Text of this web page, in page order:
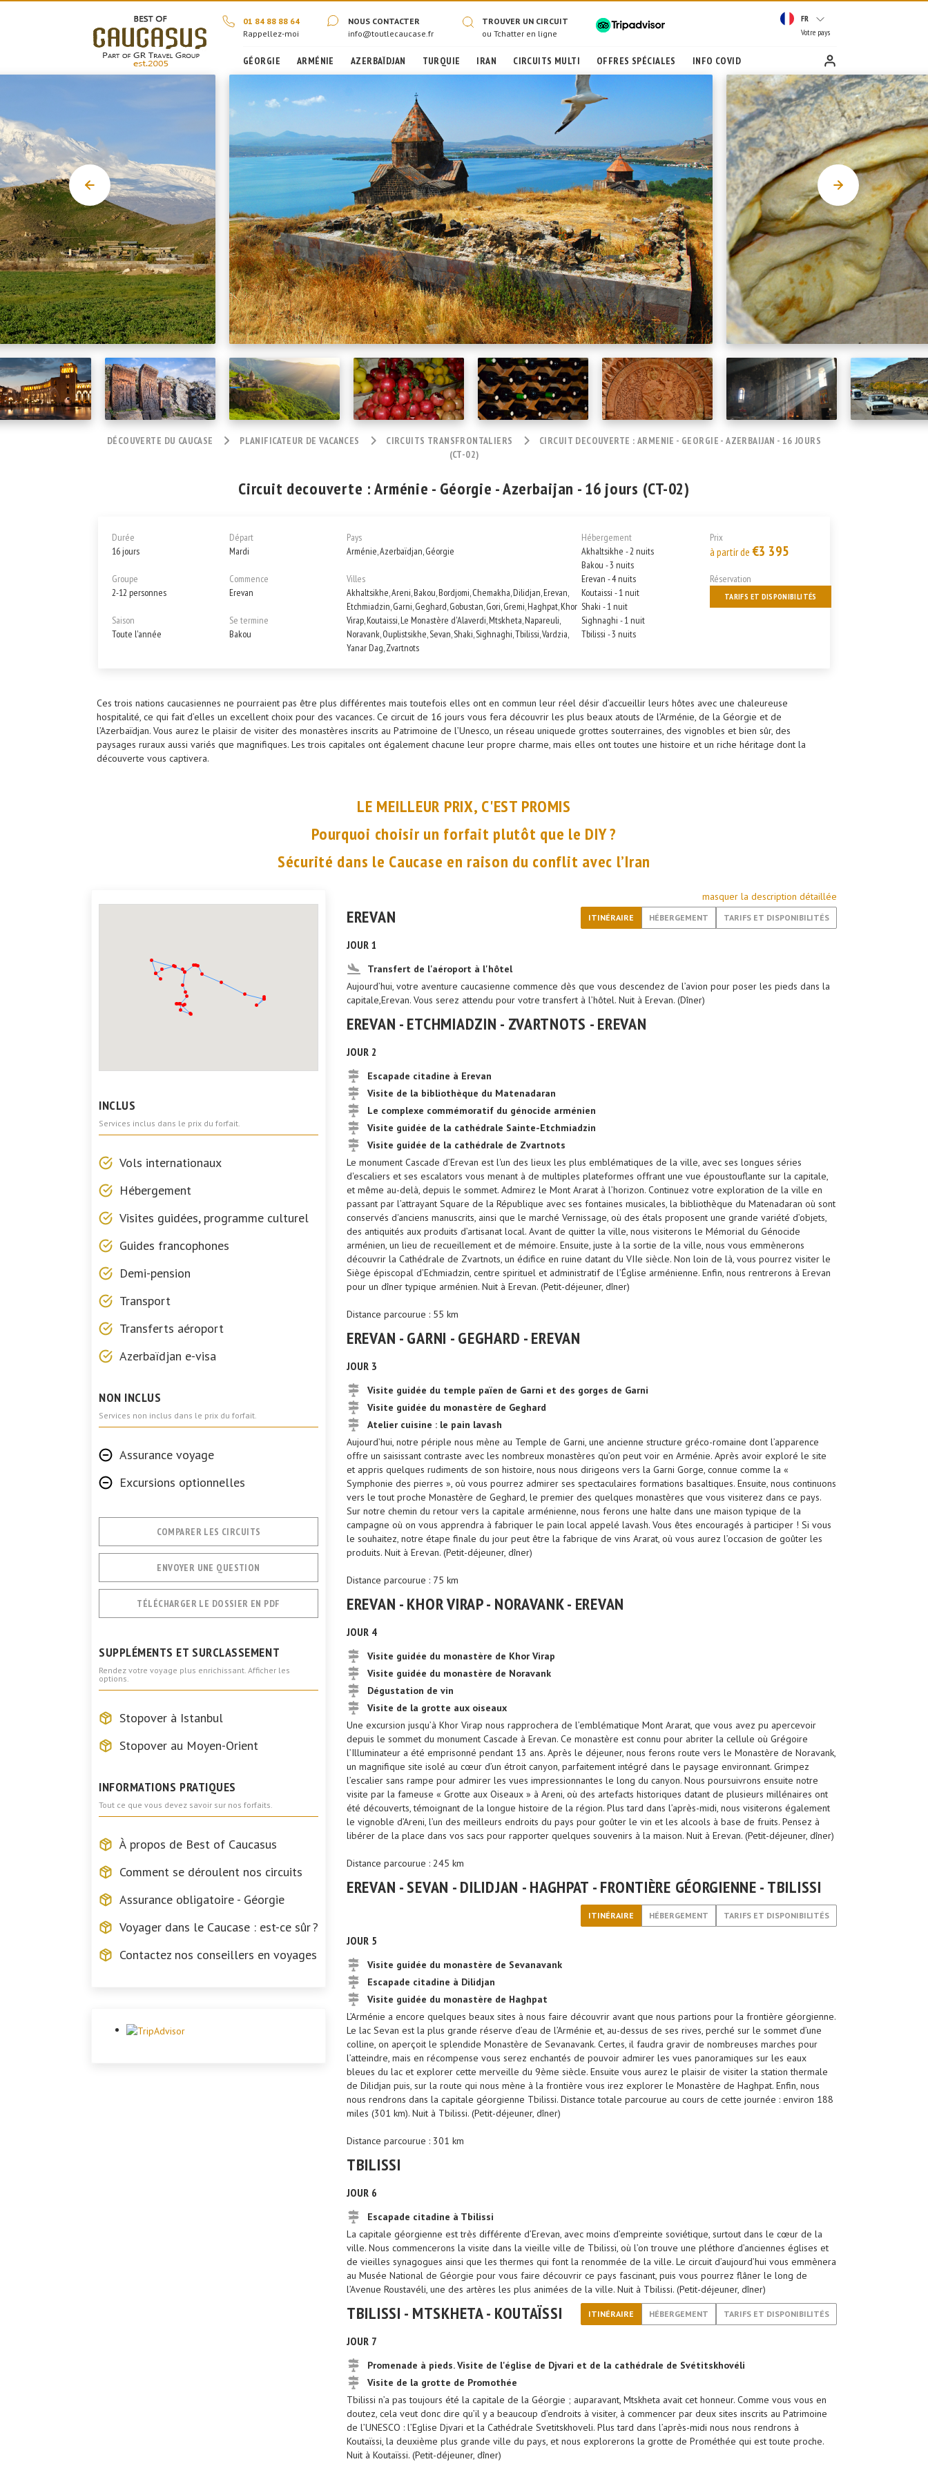
01 84 88 88 64
Rappellez-moi
NOUS CONTACTER
info@toutlecaucase.fr
TROUVER UN CIRCUIT
ou Tchatter en ligne
FR
Votre pays
GÉORGIE ARMÉNIE AZERBAÏDJAN TURQUIE IRAN CIRCUITS MULTI OFFRES SPÉCIALES INFO COVID
DÉCOUVERTE DU CAUCASE PLANIFICATEUR DE VACANCES CIRCUITS TRANSFRONTALIERS
CIRCUIT DECOUVERTE : ARMENIE - GEORGIE - AZERBAIJAN - 16 JOURS
(CT-02)
Circuit decouverte : Arménie - Géorgie - Azerbaijan - 16 jours (CT-02)
Durée
16 jours
Groupe
2-12 personnes
Saison
Toute l'année
Départ
Mardi
Commence
Erevan
Se termine
Bakou
Pays
Arménie, Azerbaïdjan, Géorgie
Villes
Akhaltsikhe, Areni, Bakou, Bordjomi, Chemakha, Dilidjan, Erevan,
Etchmiadzin, Garni, Geghard, Gobustan, Gori, Gremi, Haghpat, Khor
Virap, Koutaissi, Le Monastère d'Alaverdi, Mtskheta, Napareuli,
Noravank, Ouplistsikhe, Sevan, Shaki, Sighnaghi, Tbilissi, Vardzia,
Yanar Dag, Zvartnots
Hébergement
Akhaltsikhe - 2 nuits
Bakou - 3 nuits
Erevan - 4 nuits
Koutaissi - 1 nuit
Shaki - 1 nuit
Sighnaghi - 1 nuit
Tbilissi - 3 nuits
Prix
à partir de €3 395
Réservation
TARIFS ET DISPONIBILITÉS
Ces trois nations caucasiennes ne pourraient pas être plus différentes mais toutefois elles ont en commun leur réel désir d’accueillir leurs hôtes avec une chaleureuse
hospitalité, ce qui fait d’elles un excellent choix pour des vacances. Ce circuit de 16 jours vous fera découvrir les plus beaux atouts de l’Arménie, de la Géorgie et de
l’Azerbaïdjan. Vous aurez le plaisir de visiter des monastères inscrits au Patrimoine de l’Unesco, un réseau uniquede grottes souterraines, des vignobles et bien sûr, des
paysages ruraux aussi variés que magnifiques. Les trois capitales ont également chacune leur propre charme, mais elles ont toutes une histoire et un riche héritage dont la
découverte vous captivera.
LE MEILLEUR PRIX, C'EST PROMIS
Pourquoi choisir un forfait plutôt que le DIY ?
Sécurité dans le Caucase en raison du conflit avec l’Iran
INCLUS
Services inclus dans le prix du forfait.
Vols internationaux
Hébergement
Visites guidées, programme culturel
Guides francophones
Demi-pension
Transport
Transferts aéroport
Azerbaïdjan e-visa
NON INCLUS
Services non inclus dans le prix du forfait.
Assurance voyage
Excursions optionnelles
COMPARER LES CIRCUITS
ENVOYER UNE QUESTION
TÉLÉCHARGER LE DOSSIER EN PDF
SUPPLÉMENTS ET SURCLASSEMENT
Rendez votre voyage plus enrichissant. Afficher les
options.
Stopover à Istanbul
Stopover au Moyen-Orient
INFORMATIONS PRATIQUES
Tout ce que vous devez savoir sur nos forfaits.
À propos de Best of Caucasus
Comment se déroulent nos circuits
Assurance obligatoire - Géorgie
Voyager dans le Caucase : est-ce sûr ?
Contactez nos conseillers en voyages
masquer la description détaillée
EREVAN ITINÉRAIRE HÉBERGEMENT TARIFS ET DISPONIBILITÉS
JOUR 1
Transfert de l'aéroport à l'hôtel
Aujourd’hui, votre aventure caucasienne commence dès que vous descendez de l’avion pour poser les pieds dans la
capitale,Erevan. Vous serez attendu pour votre transfert à l’hôtel. Nuit à Erevan. (Dîner)
EREVAN - ETCHMIADZIN - ZVARTNOTS - EREVAN
JOUR 2
Escapade citadine à Erevan
Visite de la bibliothèque du Matenadaran
Le complexe commémoratif du génocide arménien
Visite guidée de la cathédrale Sainte-Etchmiadzin
Visite guidée de la cathédrale de Zvartnots
Le monument Cascade d’Erevan est l'un des lieux les plus emblématiques de la ville, avec ses longues séries
d'escaliers et ses escalators vous menant à de multiples plateformes offrant une vue époustouflante sur la capitale,
et même au-delà, depuis le sommet. Admirez le Mont Ararat à l’horizon. Continuez votre exploration de la ville en
passant par l’attrayant Square de la République avec ses fontaines musicales, la bibliothèque du Matenadaran où sont
conservés d'anciens manuscrits, ainsi que le marché Vernissage, où des étals proposent une grande variété d’objets,
des antiquités aux produits d’artisanat local. Avant de quitter la ville, nous visiterons le Mémorial du Génocide
arménien, un lieu de recueillement et de mémoire. Ensuite, juste à la sortie de la ville, nous vous emmènerons
découvrir la Cathédrale de Zvartnots, un édifice en ruine datant du VIIe siècle. Non loin de là, vous pourrez visiter le
Siège épiscopal d’Echmiadzin, centre spirituel et administratif de l’Église arménienne. Enfin, nous rentrerons à Erevan
pour un dîner typique arménien. Nuit à Erevan. (Petit-déjeuner, dîner)
Distance parcourue : 55 km
EREVAN - GARNI - GEGHARD - EREVAN
JOUR 3
Visite guidée du temple païen de Garni et des gorges de Garni
Visite guidée du monastère de Geghard
Atelier cuisine : le pain lavash
Aujourd’hui, notre périple nous mène au Temple de Garni, une ancienne structure gréco-romaine dont l’apparence
offre un saisissant contraste avec les nombreux monastères qu’on peut voir en Arménie. Après avoir exploré le site
et appris quelques rudiments de son histoire, nous nous dirigeons vers la Garni Gorge, connue comme la «
Symphonie des pierres », où vous pourrez admirer ses spectaculaires formations basaltiques. Ensuite, nous continuons
vers le tout proche Monastère de Geghard, le premier des quelques monastères que vous visiterez dans ce pays.
Sur notre chemin du retour vers la capitale arménienne, nous ferons une halte dans une maison typique de la
campagne où on vous apprendra à fabriquer le pain local appelé lavash. Vous êtes encouragés à participer ! Si vous
le souhaitez, notre étape finale du jour peut être la fabrique de vins Ararat, où vous aurez l’occasion de goûter les
produits. Nuit à Erevan. (Petit-déjeuner, dîner)
Distance parcourue : 75 km
EREVAN - KHOR VIRAP - NORAVANK - EREVAN
JOUR 4
Visite guidée du monastère de Khor Virap
Visite guidée du monastère de Noravank
Dégustation de vin
Visite de la grotte aux oiseaux
Une excursion jusqu’à Khor Virap nous rapprochera de l’emblématique Mont Ararat, que vous avez pu apercevoir
depuis le sommet du monument Cascade à Erevan. Ce monastère est connu pour abriter la cellule où Grégoire
l’Illuminateur a été emprisonné pendant 13 ans. Après le déjeuner, nous ferons route vers le Monastère de Noravank,
un magnifique site isolé au cœur d’un étroit canyon, parfaitement intégré dans le paysage environnant. Grimpez
l’escalier sans rampe pour admirer les vues impressionnantes le long du canyon. Nous poursuivrons ensuite notre
visite par la fameuse « Grotte aux Oiseaux » à Areni, où des artefacts historiques datant de plusieurs millénaires ont
été découverts, témoignant de la longue histoire de la région. Plus tard dans l’après-midi, nous visiterons également
le vignoble d’Areni, l’un des meilleurs endroits du pays pour goûter le vin et les alcools à base de fruits. Pensez à
libérer de la place dans vos sacs pour rapporter quelques souvenirs à la maison. Nuit à Erevan. (Petit-déjeuner, dîner)
Distance parcourue : 245 km
EREVAN - SEVAN - DILIDJAN - HAGHPAT - FRONTIÈRE GÉORGIENNE - TBILISSI
ITINÉRAIRE HÉBERGEMENT TARIFS ET DISPONIBILITÉS
JOUR 5
Visite guidée du monastère de Sevanavank
Escapade citadine à Dilidjan
Visite guidée du monastère de Haghpat
L’Arménie a encore quelques beaux sites à nous faire découvrir avant que nous partions pour la frontière géorgienne.
Le lac Sevan est la plus grande réserve d’eau de l’Arménie et, au-dessus de ses rives, perché sur le sommet d’une
colline, on aperçoit le splendide Monastère de Sevanavank. Certes, il faudra gravir de nombreuses marches pour
l’atteindre, mais en récompense vous serez enchantés de pouvoir admirer les vues panoramiques sur les eaux
bleues du lac et explorer cette merveille du 9ème siècle. Ensuite vous aurez le plaisir de visiter la station thermale
de Dilidjan puis, sur la route qui nous mène à la frontière vous irez explorer le Monastère de Haghpat. Enfin, nous
nous rendrons dans la capitale géorgienne Tbilissi. Distance totale parcourue au cours de cette journée : environ 188
miles (301 km). Nuit à Tbilissi. (Petit-déjeuner, dîner)
Distance parcourue : 301 km
TBILISSI
JOUR 6
Escapade citadine à Tbilissi
La capitale géorgienne est très différente d’Erevan, avec moins d’empreinte soviétique, surtout dans le cœur de la
ville. Nous commencerons la visite dans la vieille ville de Tbilissi, où l’on trouve une pléthore d’anciennes églises et
de vieilles synagogues ainsi que les thermes qui font la renommée de la ville. Le circuit d’aujourd’hui vous emmènera
au Musée National de Géorgie pour vous faire découvrir ce pays fascinant, puis vous pourrez flâner le long de
l’Avenue Roustavéli, une des artères les plus animées de la ville. Nuit à Tbilissi. (Petit-déjeuner, dîner)
TBILISSI - MTSKHETA - KOUTAÏSSI ITINÉRAIRE HÉBERGEMENT TARIFS ET DISPONIBILITÉS
JOUR 7
Promenade à pieds. Visite de l'église de Djvari et de la cathédrale de Svétitskhovéli
Visite de la grotte de Promothée
Tbilissi n’a pas toujours été la capitale de la Géorgie ; auparavant, Mtskheta avait cet honneur. Comme vous vous en
doutez, cela veut donc dire qu’il y a beaucoup d’endroits à visiter, à commencer par deux sites inscrits au Patrimoine
de l’UNESCO : l’Eglise Djvari et la Cathédrale Svetitskhoveli. Plus tard dans l’après-midi nous nous rendrons à
Koutaïssi, la deuxième plus grande ville du pays, et nous explorerons la grotte de Prométhée qui est toute proche.
Nuit à Koutaïssi. (Petit-déjeuner, dîner)